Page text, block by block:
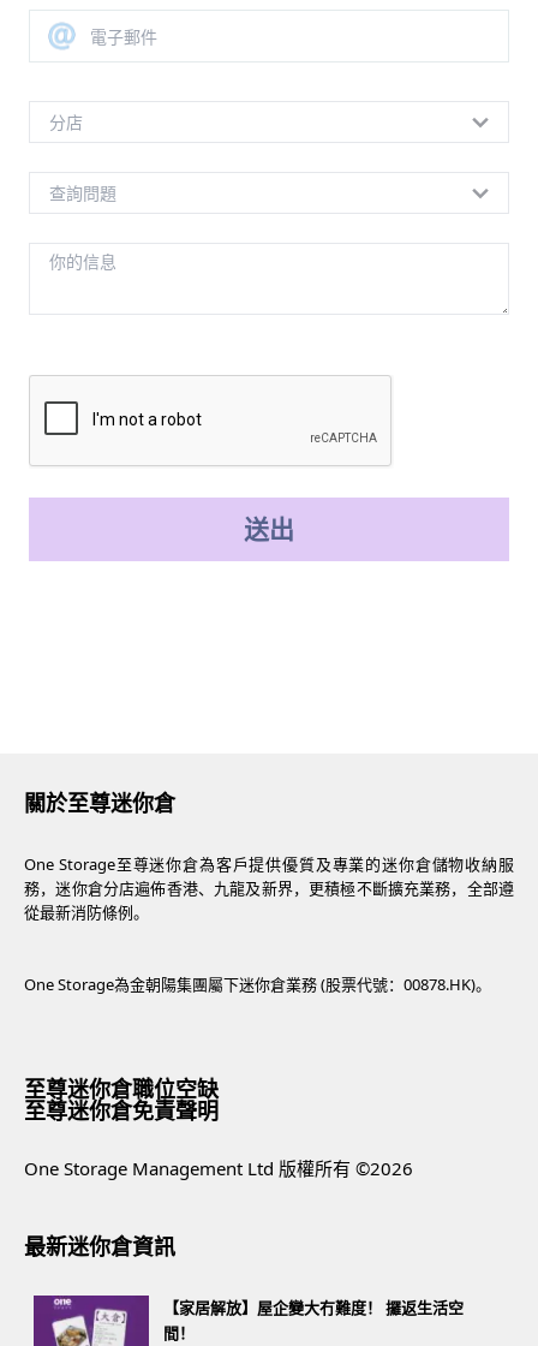
送出
關於至尊迷你倉
One Storage至尊迷你倉為客戶提供優質及專業的迷你倉儲物收納服
務，迷你倉分店遍佈香港、九龍及新界，更積極不斷擴充業務，全部遵
從最新消防條例。
One Storage為金朝陽集團屬下迷你倉業務 (股票代號：00878.HK)。
至尊迷你倉職位空缺
至尊迷你倉免責聲明
One Storage Management Ltd 版權所有 ©2026
最新迷你倉資訊
【家居解放】屋企變大冇難度！ 攞返生活空
間！